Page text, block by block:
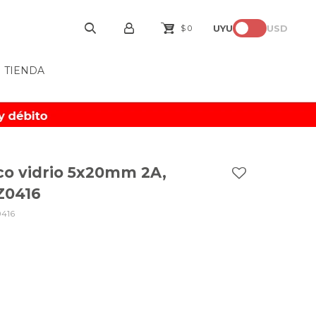
TIENDA
$ 0 UYU USD
vidrio 5x20mm 2A,